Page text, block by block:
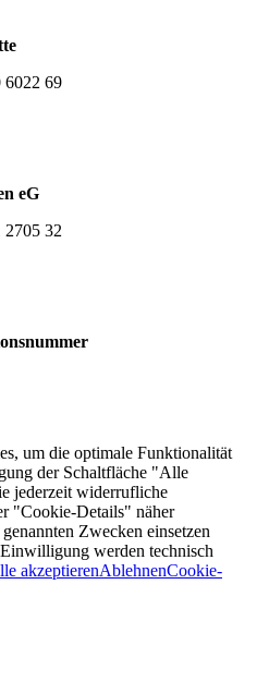
69
eG
32
um die optimale Funktionalität
der Schaltfläche "Alle
jederzeit widerrufliche
"Cookie-Details" näher
Zwecken einsetzen
werden technisch
akzeptierenAblehnenCookie-